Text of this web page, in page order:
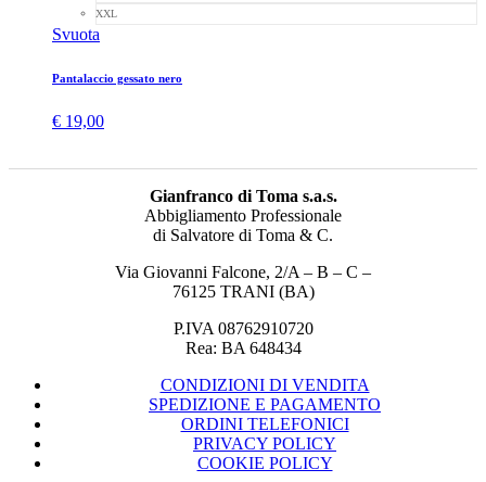
XXL
Svuota
Pantalaccio gessato nero
€ 19,00
Gianfranco di Toma s.a.s.
Abbigliamento Professionale
di Salvatore di Toma & C.
Via Giovanni Falcone, 2/A – B – C –
76125 TRANI (BA)
P.IVA 08762910720
Rea: BA 648434
CONDIZIONI DI VENDITA
SPEDIZIONE E PAGAMENTO
ORDINI TELEFONICI
PRIVACY POLICY
COOKIE POLICY